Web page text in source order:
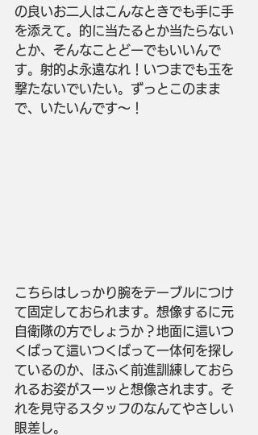
の良いお二人はこんなときでも手に手
を添えて。的に当たるとか当たらない
とか、そんなことどーでもいいんで
す。射的よ永遠なれ！いつまでも玉を
撃たないでいたい。ずっとこのまま
で、いたいんです～！
こちらはしっかり腕をテーブルにつけ
て固定しておられます。想像するに元
自衛隊の方でしょうか？地面に這いつ
くばって這いつくばって一体何を探し
ているのか、ほふく前進訓練しておら
れるお姿がスーッと想像されます。そ
れを見守るスタッフのなんてやさしい
眼差し。